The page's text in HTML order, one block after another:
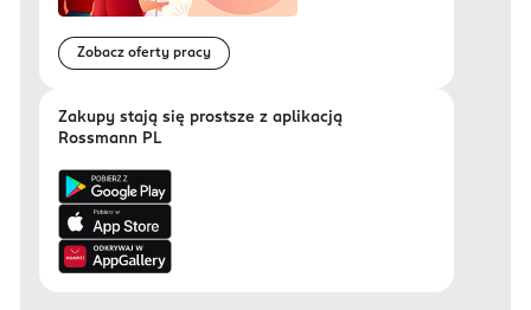
Zobacz oferty pracy
Zakupy stają się prostsze z aplikacją
Rossmann PL